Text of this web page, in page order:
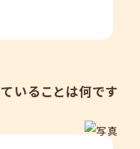
いることは何です